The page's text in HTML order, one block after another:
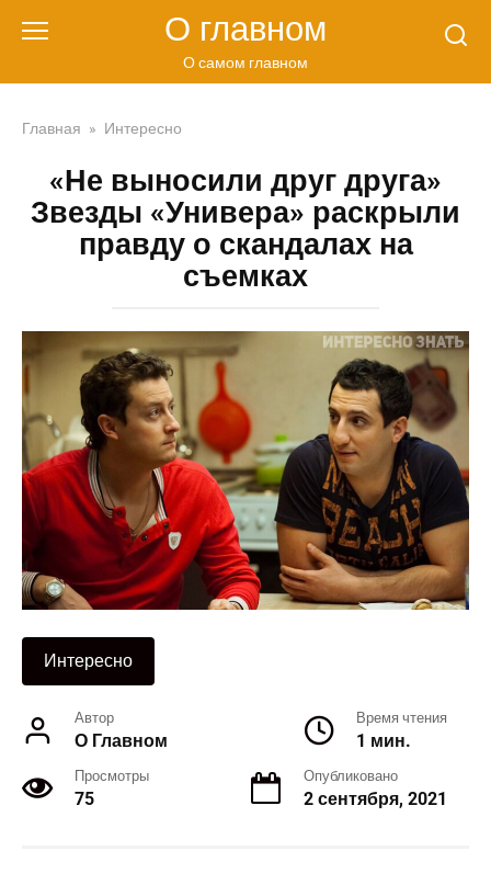
О главном
О самом главном
Главная » Интересно
«Не выносили друг друга»
Звезды «Универа» раскрыли
правду о скандалах на
съемках
Интересно
Автор
О Главном
Время чтения
1 мин.
Просмотры
75
Опубликовано
2 сентября, 2021